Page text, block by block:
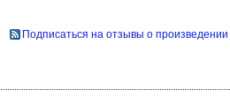
Подписаться на отзывы о произведении